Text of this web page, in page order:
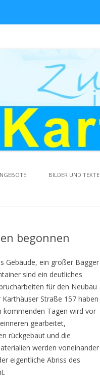
BILDER UND TEXTE
begonnen
Gebäude, ein großer Bagger
sind ein deutliches
für den Neubau
Karthäuser Straße 157 haben
kommenden Tagen wird vor
gearbeitet,
rückgebaut und die
werden voneinander
eigentliche Abriss des